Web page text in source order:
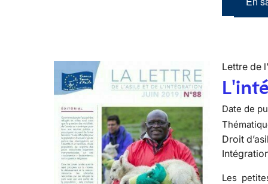
Lettre de
Date de
Droit
Les